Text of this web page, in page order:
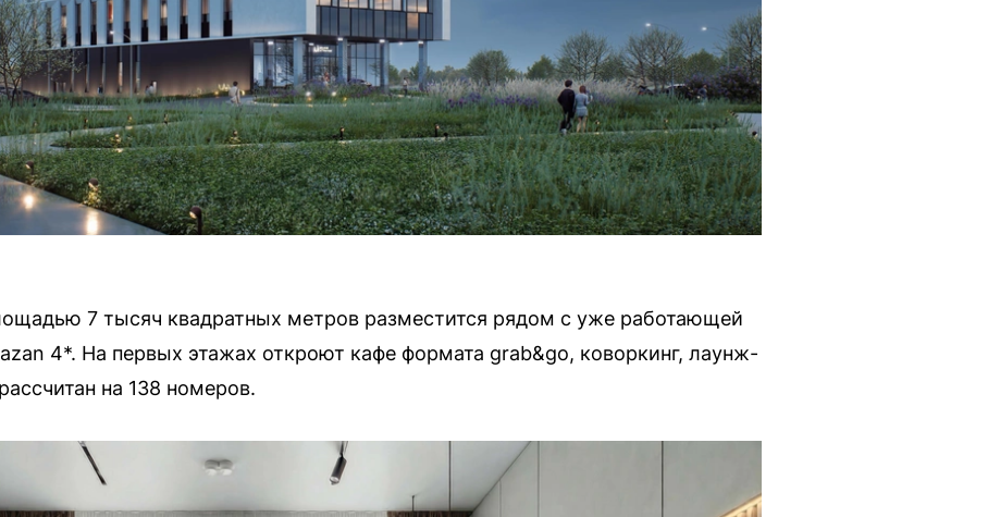
7 тысяч квадратных метров разместится рядом с уже работающей
4*. На первых этажах откроют кафе формата grab&go, коворкинг, лаунж-
на 138 номеров.